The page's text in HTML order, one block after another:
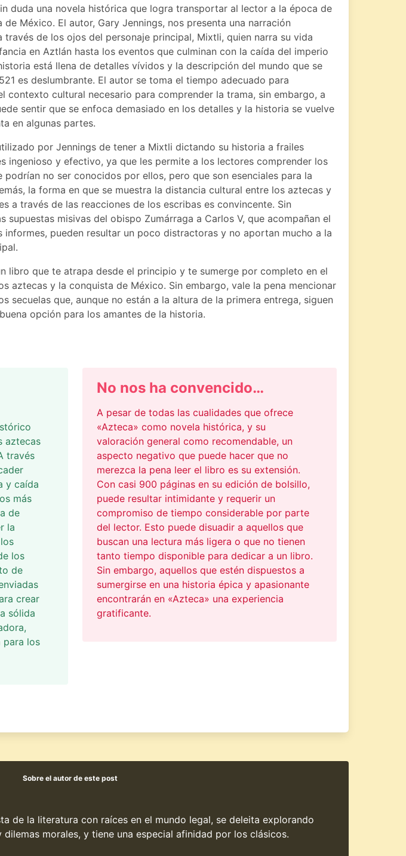
duda una novela histórica que logra transportar al lector a la época de
de México. El autor, Gary Jennings, nos presenta una narración
través de los ojos del personaje principal, Mixtli, quien narra su vida
en Aztlán hasta los eventos que culminan con la caída del imperio
está llena de detalles vívidos y la descripción del mundo que se
es deslumbrante. El autor se toma el tiempo adecuado para
contexto cultural necesario para comprender la trama, sin embargo, a
sentir que se enfoca demasiado en los detalles y la historia se vuelve
en algunas partes.
por Jennings de tener a Mixtli dictando su historia a frailes
ingenioso y efectivo, ya que les permite a los lectores comprender los
podrían no ser conocidos por ellos, pero que son esenciales para la
la forma en que se muestra la distancia cultural entre los aztecas y
a través de las reacciones de los escribas es convincente. Sin
supuestas misivas del obispo Zumárraga a Carlos V, que acompañan el
informes, pueden resultar un poco distractoras y no aportan mucho a la
libro que te atrapa desde el principio y te sumerge por completo en el
aztecas y la conquista de México. Sin embargo, vale la pena mencionar
secuelas que, aunque no están a la altura de la primera entrega, siguen
opción para los amantes de la historia.
aztecas
través
y caída
más
de
la
los
de
crear
sólida
para los
No nos ha convencido…
A pesar de todas las cualidades que ofrece
«Azteca» como novela histórica, y su
valoración general como recomendable, un
aspecto negativo que puede hacer que no
merezca la pena leer el libro es su extensión.
Con casi 900 páginas en su edición de bolsillo,
puede resultar intimidante y requerir un
compromiso de tiempo considerable por parte
del lector. Esto puede disuadir a aquellos que
buscan una lectura más ligera o que no tienen
tanto tiempo disponible para dedicar a un libro.
Sin embargo, aquellos que estén dispuestos a
sumergirse en una historia épica y apasionante
encontrarán en «Azteca» una experiencia
gratificante.
Sobre el autor de este post
de la literatura con raíces en el mundo legal, se deleita explorando
morales, y tiene una especial afinidad por los clásicos.